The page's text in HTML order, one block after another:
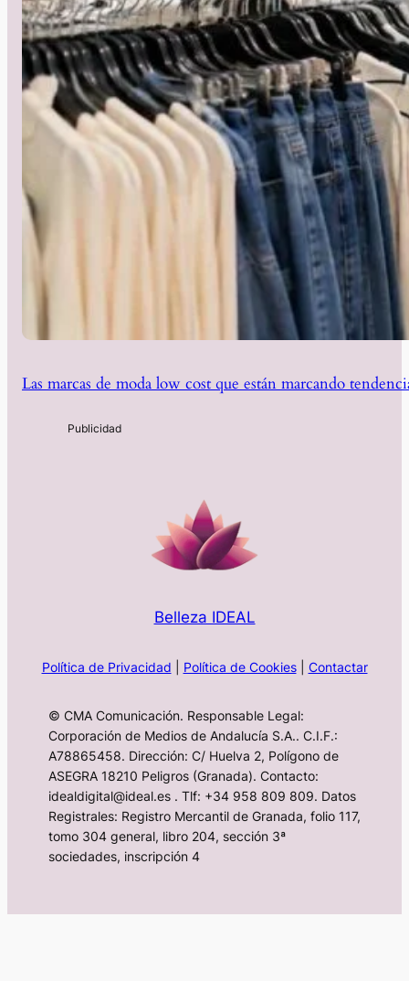
Las marcas de moda low cost que están marcando
Belleza IDEAL
Política de Privacidad Política de Cookies| Contactar
© CMA Comunicación. Responsable Legal:
Corporación de Medios de Andalucía S.A.. C.I.F.:
A78865458. Dirección: C/ Huelva 2, Polígono de
ASEGRA 18210 Peligros (Granada). Contacto:
idealdigital@ideal.es . Tlf: +34 958 809 809. Datos
Registrales: Registro Mercantil de Granada, folio 117,
tomo 304 general, libro 204, sección 3ª
sociedades, inscripción 4